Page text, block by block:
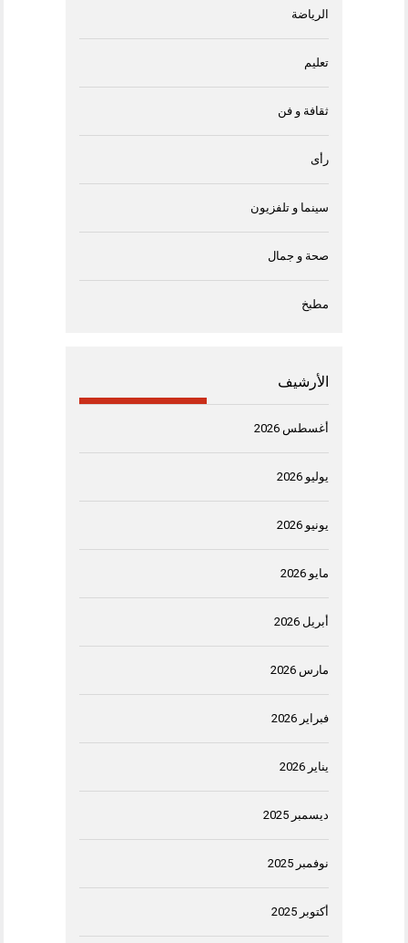
الرياضة
تعليم
ثقافة و فن
رأى
سينما و تلفزيون
صحة و جمال
مطبخ
الأرشيف
أغسطس 2026
يوليو 2026
يونيو 2026
مايو 2026
أبريل 2026
مارس 2026
فبراير 2026
يناير 2026
ديسمبر 2025
نوفمبر 2025
أكتوبر 2025